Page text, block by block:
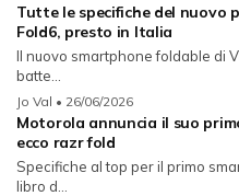
Tutte le specifiche del nuovo
Fold6, presto in Italia
Il nuovo smartphone foldable di
batte...
Jo Val • 26/06/2026
Motorola annuncia il suo
ecco razr fold
Specifiche al top per il primo
libro d...